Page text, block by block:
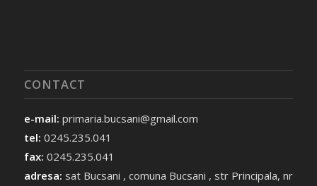
CONTACT
e-mail: primaria.bucsani@gmail.com
tel: 0245.235.041
fax: 0245.235.041
adresa: sat Bucsani , comuna Bucsani , str Principala, nr